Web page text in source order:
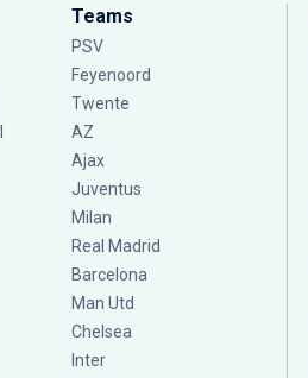
Teams
PSV
Feyenoord
Twente
AZ
Ajax
Juventus
Milan
Real Madrid
Barcelona
Man Utd
Chelsea
Inter